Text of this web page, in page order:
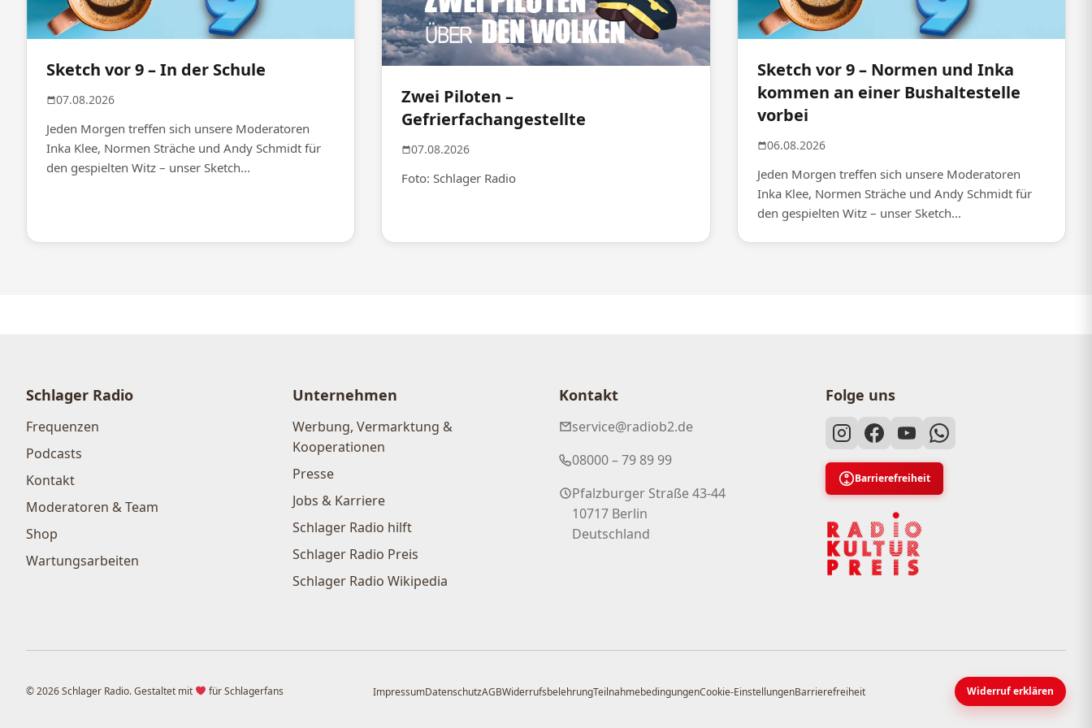
Sketch vor 9 – In der Schule
07.08.2026
Jeden Morgen treffen sich unsere Moderatoren
Inka Klee, Normen Sträche und Andy Schmidt für
den gespielten Witz – unser Sketch...
Zwei Piloten –
Gefrierfachangestellte
07.08.2026
Foto: Schlager Radio
Sketch vor 9 – Normen und Inka
kommen an einer Bushaltestelle
vorbei
06.08.2026
Jeden Morgen treffen sich unsere Moderatoren
Inka Klee, Normen Sträche und Andy Schmidt für
den gespielten Witz – unser Sketch...
Schlager Radio
Frequenzen
Podcasts
Kontakt
Moderatoren & Team
Shop
Wartungsarbeiten
Unternehmen
Werbung, Vermarktung &
Kooperationen
Presse
Jobs & Karriere
Schlager Radio hilft
Schlager Radio Preis
Schlager Radio Wikipedia
Kontakt
service@radiob2.de
08000 – 79 89 99
Pfalzburger Straße 43-44
10717 Berlin
Deutschland
Folge uns
Barrierefreiheit
© 2026 Schlager Radio. Gestaltet mit für Schlagerfans ImpressumDatenschutzAGBWiderrufsbelehrungTeilnahmebedingungenCookie-EinstellungenBarrierefreiheit Widerruf erklären